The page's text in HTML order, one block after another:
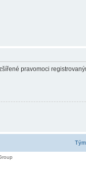
pravomoci
Tým